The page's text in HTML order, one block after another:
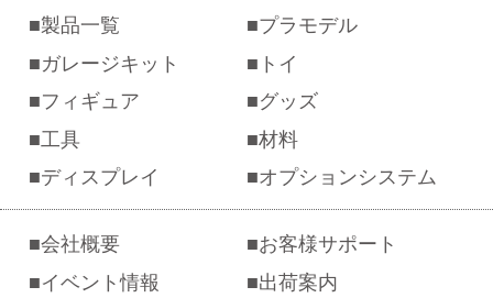
製品一覧
プラモデル
ガレージキット
トイ
フィギュア
グッズ
工具
材料
ディスプレイ
オプションシステム
会社概要
お客様サポート
イベント情報
出荷案内